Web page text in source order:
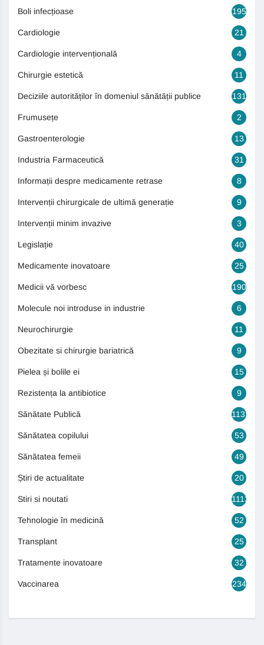
Boli infecțioase 195
Cardiologie 21
Cardiologie intervențională 4
Chirurgie estetică 11
Deciziile autorităților în domeniul sănătății publice 131
Frumusețe 2
Gastroenterologie 13
Industria Farmaceutică 31
Informații despre medicamente retrase 8
Intervenții chirurgicale de ultimă generație 9
Intervenții minim invazive 3
Legislație 40
Medicamente inovatoare 25
Medicii vă vorbesc 190
Molecule noi introduse in industrie 6
Neurochirurgie 11
Obezitate si chirurgie bariatrică 9
Pielea și bolile ei 15
Rezistența la antibiotice 9
Sănătate Publică 1131
Sănătatea copilului 53
Sănătatea femeii 49
Știri de actualitate 20
Stiri si noutati 1113
Tehnologie în medicină 52
Transplant 25
Tratamente inovatoare 32
Vaccinarea 234